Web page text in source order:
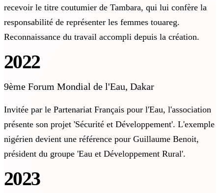
recevoir le titre coutumier de Tambara, qui lui confère la
responsabilité de représenter les femmes touareg.
Reconnaissance du travail accompli depuis la création.
2022
9ème Forum Mondial de l'Eau, Dakar
Invitée par le Partenariat Français pour l'Eau, l'association
présente son projet 'Sécurité et Développement'. L'exemple
nigérien devient une référence pour Guillaume Benoit,
président du groupe 'Eau et Développement Rural'.
2023